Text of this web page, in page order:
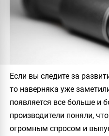
Если вы следите за
то наверняка уже
появляется все больше и
производители поняли,
огромным спросом и